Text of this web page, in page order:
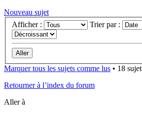
Nouveau sujet
Afficher :
Trier par :
Marquer tous les sujets comme lus • 18
Retourner à l’index du forum
Aller à